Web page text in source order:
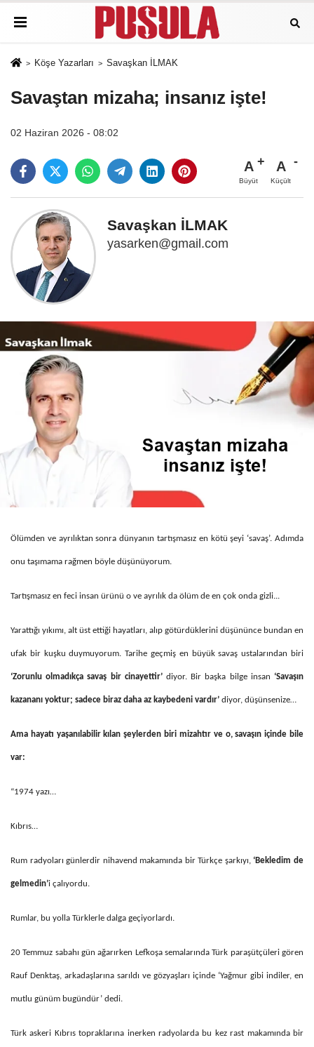
Köşe Yazarları Savaşkan İLMAK
Savaştan mizaha; insanız işte!
02 Haziran 2026 - 08:02
A
Büyüt
A
Küçült
Savaşkan İLMAK
yasarken@gmail.com
Ölümden ve ayrılıktan sonra dünyanın tartışmasız en kötü şeyi ‘savaş’. Adımda
onu taşımama rağmen böyle düşünüyorum.
Tartışmasız en feci insan ürünü o ve ayrılık da ölüm de en çok onda gizli...
Yarattığı yıkımı, alt üst ettiği hayatları, alıp götürdüklerini düşününce bundan en
ufak bir kuşku duymuyorum. Tarihe geçmiş en büyük savaş ustalarından biri
‘Zorunlu olmadıkça savaş bir cinayettir’diyor. Bir başka bilge insan ‘Savaşın
kazananı yoktur; sadece biraz daha az kaybedeni vardır’ diyor, düşünsenize…
Ama hayatı yaşanılabilir kılan şeylerden biri mizahtır ve o, savaşın içinde bile
var:
“1974 yazı…
Kıbrıs…
Rum radyoları günlerdir nihavend makamında bir Türkçe şarkıyı, ‘Bekledim de
gelmedin’i çalıyordu.
Rumlar, bu yolla Türklerle dalga geçiyorlardı.
20 Temmuz sabahı gün ağarırken Lefkoşa semalarında Türk paraşütçüleri gören
Rauf Denktaş, arkadaşlarına sarıldı ve gözyaşları içinde ‘Yağmur gibi indiler, en
mutlu günüm bugündür’ dedi.
Türk askeri Kıbrıs topraklarına inerken radyolarda bu kez rast makamında bir